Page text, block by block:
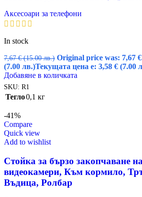
Аксесоари за телефони
In stock
7,67€ (15.00 лв.) Original price was: 7,67
(7.00 лв.)Текущата цена е: 3,58 € (7.00
Добавяне в количката
SKU: R1
Тегло0,1 кг
-41%
Compare
Quick view
Add to wishlist
Стойка за бързо закопчаване
видеокамери, Към кормило,
Въдица, Ролбар